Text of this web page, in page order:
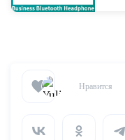
Нравится